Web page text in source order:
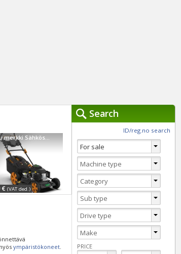
Muu merkki Sähköstartilla Greenstar S531VHY-WGreenst...
€ (VAT ded.)
ympäristökoneet.
Search
ID/reg.no search
PRICE